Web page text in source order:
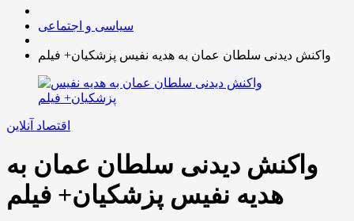
سیاسی و اجتماعی
واکنش دیدنی سلطان عمان به هدیه نفیس پزشکیان+ فیلم
اقتصاد آنلاین
واکنش دیدنی سلطان عمان به
هدیه نفیس پزشکیان+ فیلم